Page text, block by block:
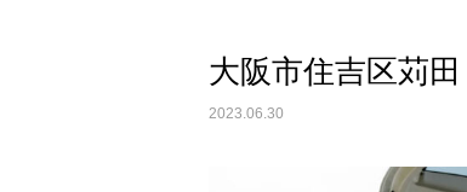
夜間介護タクシーご利用
大阪市住吉区苅田
2023.06.30